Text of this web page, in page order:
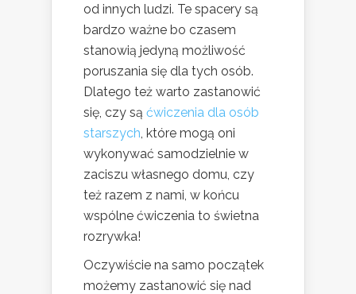
od innych ludzi. Te spacery są
bardzo ważne bo czasem
stanowią jedyną możliwość
poruszania się dla tych osób.
Dlatego też warto zastanowić
się, czy są ćwiczenia dla osób
starszych , które mogą oni
wykonywać samodzielnie w
zaciszu własnego domu, czy
też razem z nami, w końcu
wspólne ćwiczenia to świetna
rozrywka!
Oczywiście na samo początek
możemy zastanowić się nad